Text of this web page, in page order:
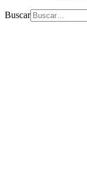
Buscar